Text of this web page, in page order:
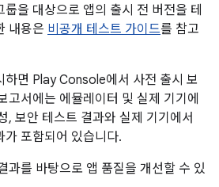
을 대상으로 앱의 출시 전 버전을 테
내용은 비공개 테스트 가이드를 참고
하면 Play Console에서 사전 출시 보
고서에는 에뮬레이터 및 실제 기기에
, 보안 테스트 결과와 실제 기기에서
포함되어 있습니다.
과를 바탕으로 앱 품질을 개선할 수 있